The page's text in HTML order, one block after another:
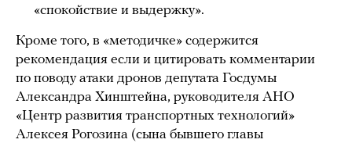
«спокойствие и выдержку».
Кроме того, в «методичке» содержится
рекомендация если и цитировать комментарии
по поводу атаки дронов депутата Госдумы
Александра Хинштейна, руководителя АНО
«Центр развития транспортных технологий»
Алексея Рогозина (сына бывшего главы